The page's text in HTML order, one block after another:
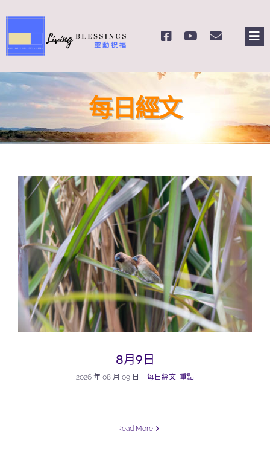
to
content
關於我們
奉獻支持
課程報名
Search
for:
每日經文
8月9日
2026 年 08 月 09 日 每日經文, 重點
Read More